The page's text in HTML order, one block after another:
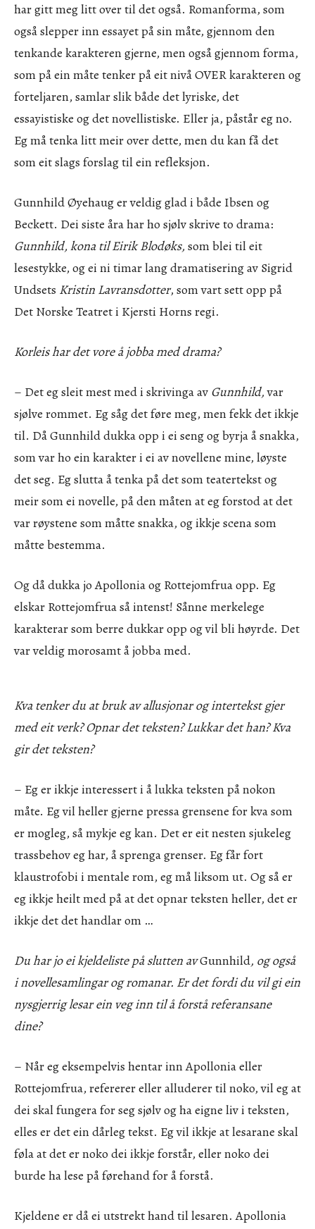
har gitt meg litt over til det også. Romanforma, som
også slepper inn essayet på sin måte, gjennom den
tenkande karakteren gjerne, men også gjennom forma,
som på ein måte tenker på eit nivå OVER karakteren og
forteljaren, samlar slik både det lyriske, det
essayistiske og det novellistiske. Eller ja, påstår eg no.
Eg må tenka litt meir over dette, men du kan få det
som eit slags forslag til ein refleksjon.
Gunnhild Øyehaug er veldig glad i både Ibsen og
Beckett. Dei siste åra har ho sjølv skrive to drama:
Gunnhild, kona til Eirik Blodøks, som blei til eit
lesestykke, og ei ni timar lang dramatisering av Sigrid
Undsets Kristin Lavransdotter, som vart sett opp på
Det Norske Teatret i Kjersti Horns regi.
Korleis har det vore å jobba med drama?
– Det eg sleit mest med i skrivinga av Gunnhild,var
sjølve rommet. Eg såg det føre meg, men fekk det ikkje
til. Då Gunnhild dukka opp i ei seng og byrja å snakka,
som var ho ein karakter i ei av novellene mine, løyste
det seg. Eg slutta å tenka på det som teatertekst og
meir som ei novelle, på den måten at eg forstod at det
var røystene som måtte snakka, og ikkje scena som
måtte bestemma.
Og då dukka jo Apollonia og Rottejomfrua opp. Eg
elskar Rottejomfrua så intenst! Sånne merkelege
karakterar som berre dukkar opp og vil bli høyrde. Det
var veldig morosamt å jobba med.
Kva tenker du at bruk av allusjonar og intertekst gjer
med eit verk? Opnar det teksten? Lukkar det han? Kva
gir det teksten?
– Eg er ikkje interessert i å lukka teksten på nokon
måte. Eg vil heller gjerne pressa grensene for kva som
er mogleg, så mykje eg kan. Det er eit nesten sjukeleg
trassbehov eg har, å sprenga grenser. Eg får fort
klaustrofobi i mentale rom, eg må liksom ut. Og så er
eg ikkje heilt med på at det opnar teksten heller, det er
ikkje det det handlar om …
Du har jo ei kjeldeliste på slutten avGunnhild, og også
i novellesamlingar og romanar. Er det fordi du vil gi ein
nysgjerrig lesar ein veg inn til å forstå referansane
dine?
– Når eg eksempelvis hentar inn Apollonia eller
Rottejomfrua, refererer eller alluderer til noko, vil eg at
dei skal fungera for seg sjølv og ha eigne liv i teksten,
elles er det ein dårleg tekst. Eg vil ikkje at lesarane skal
føla at det er noko dei ikkje forstår, eller noko dei
burde ha lese på førehand for å forstå.
Kjeldene er då ei utstrekt hand til lesaren. Apollonia